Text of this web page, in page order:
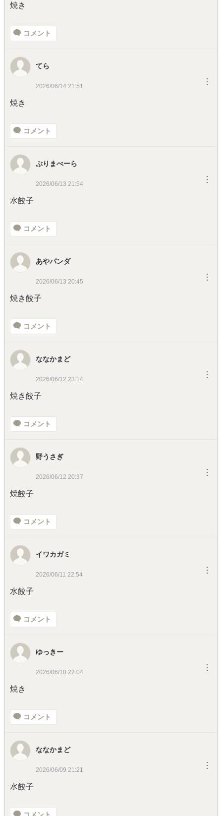
焼き
コメント
てら
2026/06/14 21:51 ︙
焼き
コメント
ぷりまべーら
2026/06/13 21:54 ︙
水餃子
コメント
あやパンダ
2026/06/13 20:45 ︙
焼き餃子
コメント
ななかまど
2026/06/12 23:14 ︙
焼き餃子
コメント
野うさぎ
2026/06/12 20:37 ︙
焼餃子
コメント
イワカガミ
2026/06/11 22:54 ︙
水餃子
コメント
ゆっきー
2026/06/10 22:04 ︙
焼き
コメント
ななかまど
2026/06/09 21:21 ︙
水餃子
コメント